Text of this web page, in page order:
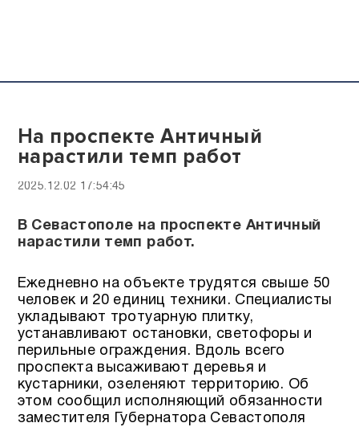
На проспекте Античный
нарастили темп работ
2025.12.02 17:54:45
В Севастополе на проспекте Античный
нарастили темп работ.
Ежедневно на объекте трудятся свыше 50
человек и 20 единиц техники. Специалисты
укладывают тротуарную плитку,
устанавливают остановки, светофоры и
перильные ограждения. Вдоль всего
проспекта высаживают деревья и
кустарники, озеленяют территорию. Об
этом сообщил исполняющий обязанности
заместителя Губернатора Севастополя